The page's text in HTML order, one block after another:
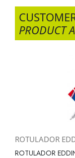
PRODUCT
ROTULADOR
ROTULADOR